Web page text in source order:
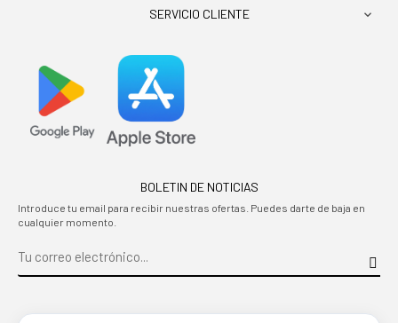
SERVICIO CLIENTE 
BOLETIN DE NOTICIAS
Introduce tu email para recibir nuestras ofertas. Puedes darte de baja en
cualquier momento.